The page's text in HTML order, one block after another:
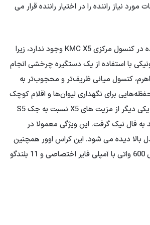
نیاز راننده را در اختیار راننده قرار می
هیچ اهرم تعویض دنده در کنسول مرکزی KMC X5 وجود ندارد، زیرا
با استفاده از یک دستگیره چرخشی انجام
کنسول میانی ظریف‌تر و محجوب‌تر به
برای نگهداری لیوان‌ها و اقلام کوچک
است. سانروف پانوراما یکی دیگر از مزیت های X5 نسبت به جک S5
به فال نیک گرفت. این ویژگی معمولا در
بالا دیده می شود. این کراس اوور همچنین
مجهز به سیستم صوتی 600 واتی با آمپلی فایر اختصاصی و 11 بلندگو